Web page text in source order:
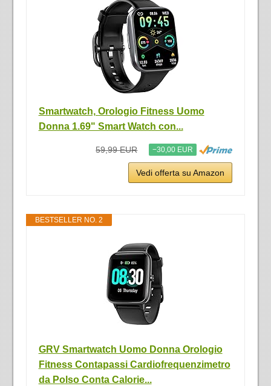
Smartwatch, Orologio Fitness Uomo
Donna 1.69" Smart Watch con...
59,99 EUR −30,00 EUR
Vedi offerta su Amazon
BESTSELLER NO. 2
GRV Smartwatch Uomo Donna Orologio
Fitness Contapassi Cardiofrequenzimetro
da Polso Conta Calorie...